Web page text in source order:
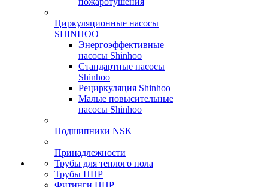
Циркуляционные насосы
SHINHOO
Энергоэффективные
насосы Shinhoo
Стандартные насосы
Shinhoo
Рециркуляция Shinhoo
Малые повысительные
насосы Shinhoo
Подшипники NSK
Принадлежности
Трубы для теплого пола
Трубы ППР
Фитинги ППР